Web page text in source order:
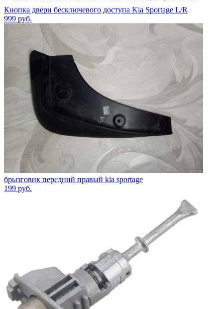
Кнопка двери бесключевого доступа Kia Sportage L/R
999 руб.
брызговик передний правый kia sportage
199 руб.